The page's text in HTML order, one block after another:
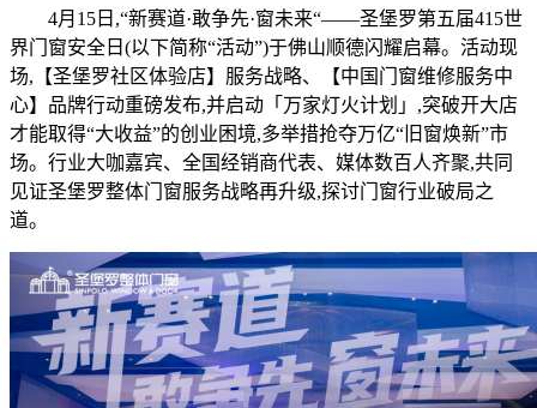
4月15日,“新赛道·敢争先·窗未来“——圣堡罗第五届415世
界门窗安全日(以下简称“活动”)于佛山顺德闪耀启幕。活动现
场,【圣堡罗社区体验店】服务战略、【中国门窗维修服务中
心】品牌行动重磅发布,并启动「万家灯火计划」,突破开大店
才能取得“大收益”的创业困境,多举措抢夺万亿“旧窗焕新”市
场。行业大咖嘉宾、全国经销商代表、媒体数百人齐聚,共同
见证圣堡罗整体门窗服务战略再升级,探讨门窗行业破局之
道。